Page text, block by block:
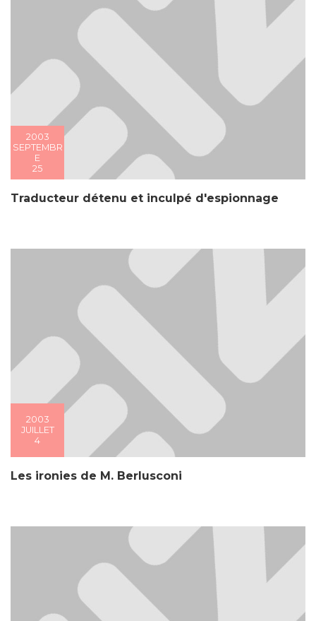
2003
SEPTEMBR
E
25
Traducteur détenu et inculpé d'espionnage
2003
JUILLET
4
Les ironies de M. Berlusconi